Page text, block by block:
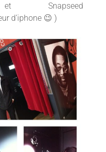
d’iphone 😉 )